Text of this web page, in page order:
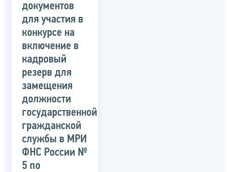
документов
для участия в
конкурсе на
включение в
кадровый
резерв для
замещения
должности
государственной
гражданской
службы в МРИ
ФНС России №
5 по